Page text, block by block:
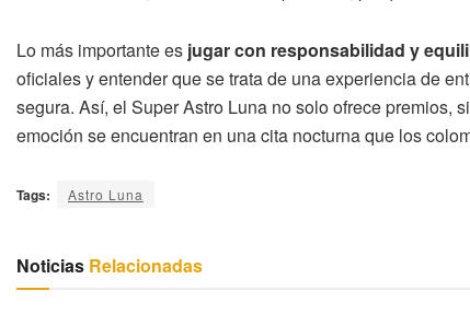
Lo más importante es jugar con responsabilidad y
oficiales y entender que se trata de una experiencia de
segura. Así, el Super Astro Luna no solo ofrece premios,
emoción se encuentran en una cita nocturna que los
Tags: Astro Luna
Noticias Relacionadas